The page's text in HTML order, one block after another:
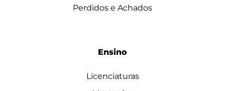
Perdidos e Achados
Ensino
Licenciaturas